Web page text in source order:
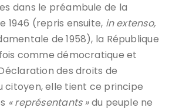
dans le préambule de la
1946 (repris ensuite, in extenso,
de 1958), la République
comme démocratique et
des droits de
citoyen, elle tient ce principe
« représentants »du peuple ne